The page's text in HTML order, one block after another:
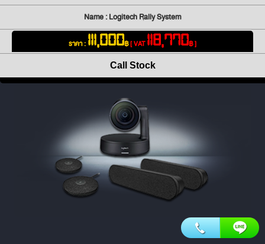
Name : Logitech Rally System
ราคา : 111,000฿[ VAT118,770฿ ]
Call Stock